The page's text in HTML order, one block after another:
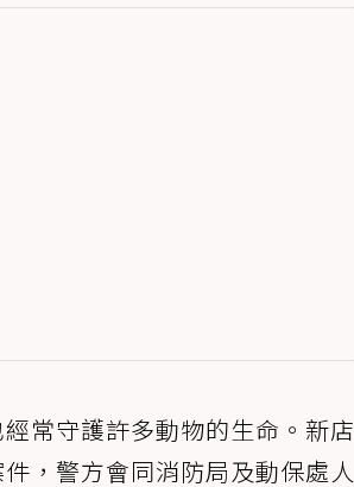
常守護許多動物的生命。新店
，警方會同消防局及動保處人